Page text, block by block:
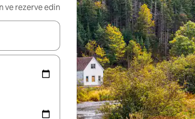
ve rezerve edin
ve aşağı oklarıyla gezinin veya dokunarak ya da